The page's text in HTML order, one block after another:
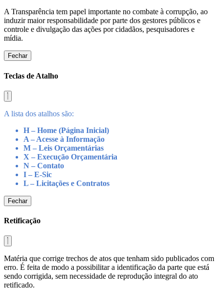
A Transparência tem papel importante no combate à corrupção, ao
induzir maior responsabilidade por parte dos gestores públicos e
controle e divulgação das ações por cidadãos, pesquisadores e
mídia.
Fechar
Teclas de Atalho
A lista dos atalhos são:
H – Home (Página Inicial)
A – Acesse à Informação
M – Leis Orçamentárias
X – Execução Orçamentária
N – Contato
I – E-Sic
L – Licitações e Contratos
Fechar
Retificação
Matéria que corrige trechos de atos que tenham sido publicados com
erro. É feita de modo a possibilitar a identificação da parte que está
sendo corrigida, sem necessidade de reprodução integral do ato
retificado.